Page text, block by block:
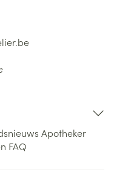
Apotheker
FAQ